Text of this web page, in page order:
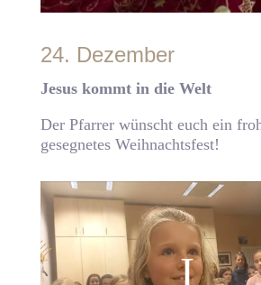
24. Dezember
Jesus kommt in die Welt
Der Pfarrer wünscht euch ein
gesegnetes Weihnachtsfest!